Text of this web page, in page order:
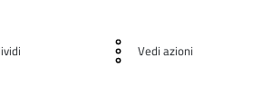
imprese
Vedi azioni